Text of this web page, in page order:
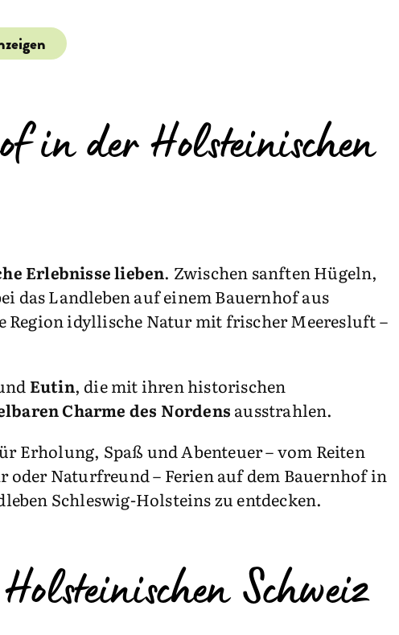
in der Holsteinischen
Erlebnisse lieben. Zwischen sanften Hügeln,
das Landleben auf einem Bauernhof aus
Region idyllische Natur mit frischer Meeresluft –
Eutin, die mit ihren historischen
Charme des Nordensausstrahlen.
Erholung, Spaß und Abenteuer – vom Reiten
oder Naturfreund – Ferien auf dem Bauernhof in
Schleswig-Holsteins zu entdecken.
Schweiz